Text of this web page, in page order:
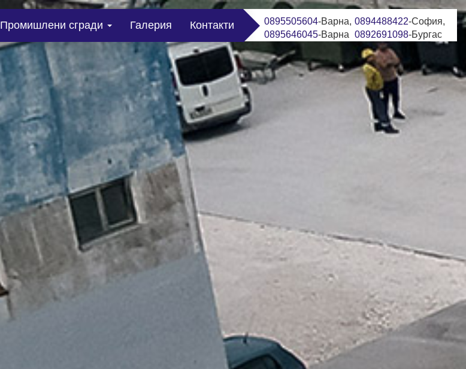
0895505604-Варна,
0895646045-Варна
0894488422-София,
0892691098-Бургас
Промишлени сгради Галерия Контакти